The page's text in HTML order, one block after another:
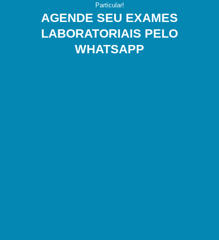
Particular!
AGENDE SEU EXAMES
LABORATORIAIS PELO
WHATSAPP